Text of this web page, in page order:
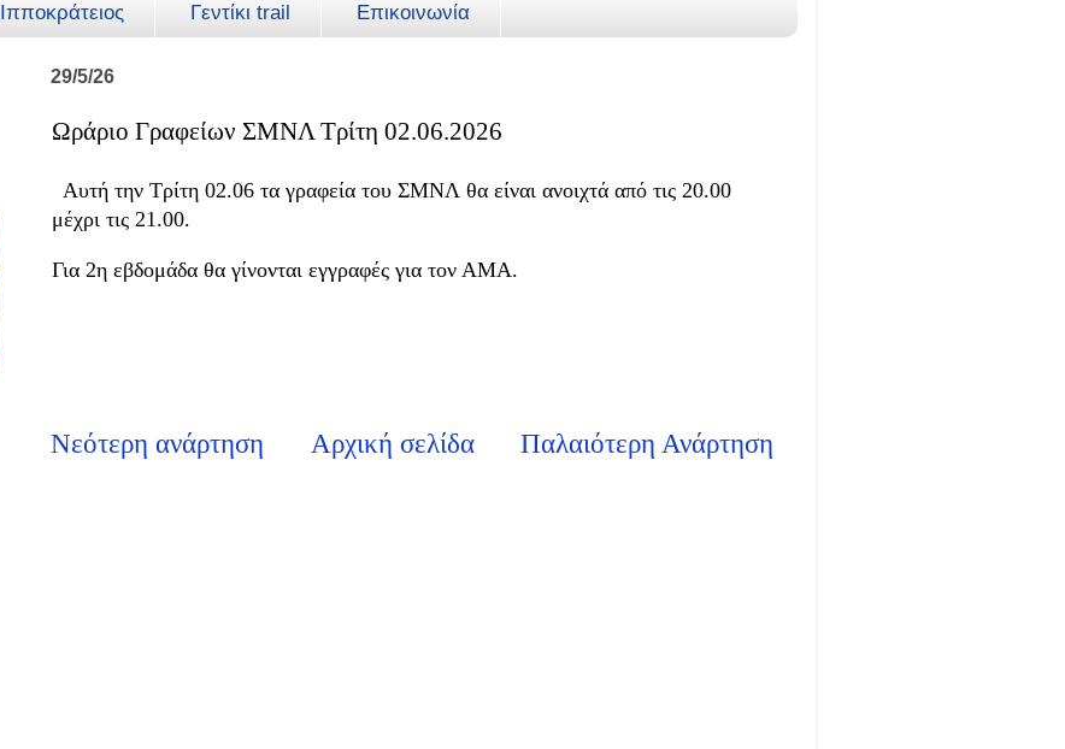
Ιπποκράτειος Γεντίκι trail Επικοινωνία
29/5/26
Ωράριο Γραφείων ΣΜΝΛ Τρίτη 02.06.2026
Αυτή την Τρίτη 02.06 τα γραφεία του ΣΜΝΛ θα είναι ανοιχτά από τις 20.00
μέχρι τις 21.00.
Για 2η εβδομάδα θα γίνονται εγγραφές για τον ΑΜΑ.
Νεότερη ανάρτηση Παλαιότερη Ανάρτηση
Αρχική σελίδα